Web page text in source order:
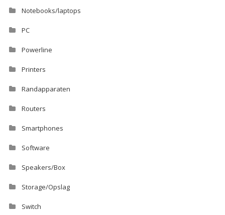
Notebooks/laptops
PC
Powerline
Printers
Randapparaten
Routers
Smartphones
Software
Speakers/Box
Storage/Opslag
Switch